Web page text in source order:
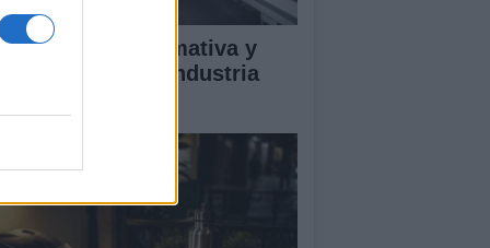
normativa y
en la industria